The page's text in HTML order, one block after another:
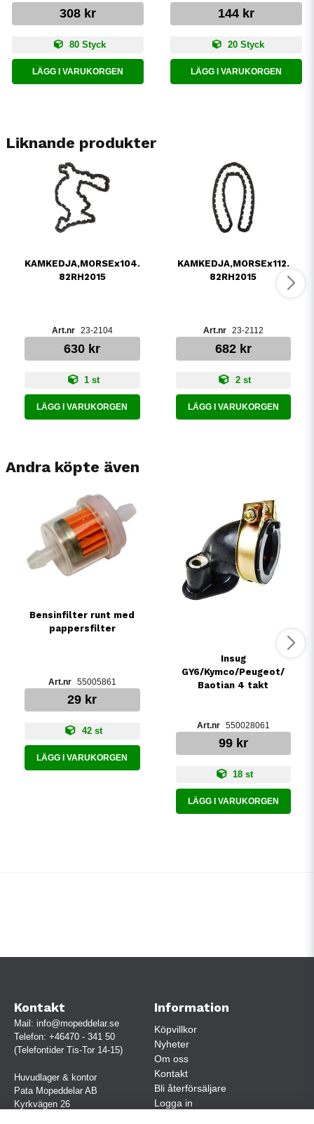
308 kr
80 Styck
LÄGG I VARUKORGEN
144 kr
20 Styck
LÄGG I VARUKORGEN
Liknande produkter
KAMKEDJA,MORSEx104.
82RH2015
23-2104
630 kr
1 st
LÄGG I VARUKORGEN
KAMKEDJA,MORSEx112.
82RH2015
23-2112
682 kr
2 st
LÄGG I VARUKORGEN
Andra köpte även
Bensinfilter runt med
pappersfilter
55005861
29 kr
42 st
LÄGG I VARUKORGEN
Insug
GY6/Kymco/Peugeot/
Baotian 4 takt
550028061
99 kr
18 st
LÄGG I VARUKORGEN
Kontakt
Mail: info@mopeddelar.se
Telefon: +46470 - 341 50
(Telefontider Tis-Tor 14-15)
Huvudlager & kontor
Pata Mopeddelar AB
Kyrkvägen 26
Information
Köpvillkor
Nyheter
Om oss
Kontakt
Bli återförsäljare
Logga in